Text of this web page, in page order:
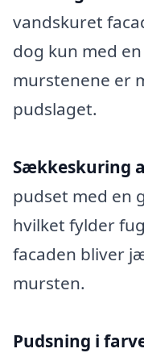
vandskuret
dog kun med
murstenene er
pudslaget.
Sækkeskuring
pudset med en
hvilket fylder
facaden bliver
mursten.
Pudsning i